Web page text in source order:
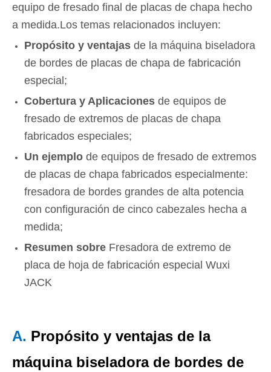
equipo de fresado final de placas de chapa hecho
a medida.Los temas relacionados incluyen:
Propósito y ventajas de la máquina biseladora
de bordes de placas de chapa de fabricación
especial;
Cobertura y Aplicaciones de equipos de
fresado de extremos de placas de chapa
fabricados especiales;
Un ejemplo de equipos de fresado de extremos
de placas de chapa fabricados especialmente:
fresadora de bordes grandes de alta potencia
con configuración de cinco cabezales hecha a
medida;
Resumen sobre Fresadora de extremo de
placa de hoja de fabricación especial Wuxi
JACK
A. Propósito y ventajas de la
máquina biseladora de bordes de